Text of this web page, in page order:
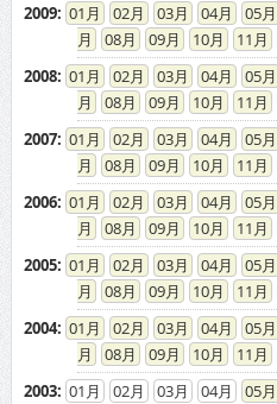
2009: 01 02 03 04 05
08
09 10 11
2008: 01 02 03 04 05
08
09 10 11
2007: 01 02 03 04 05
08
09 10 11
2006: 01 02 03 04 05
08
09 10 11
2005: 01 02 03 04 05
08
09 10 11
2004: 01 02 03 04 05
08
09 10 11
2003: 01 02 03 04 05